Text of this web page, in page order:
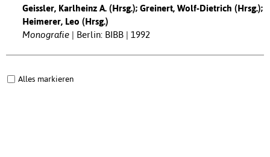
Geissler, Karlheinz A. (Hrsg.); Greinert, Wolf-Dietrich (Hrsg.);
Heimerer, Leo (Hrsg.)
Monografie
Berlin: BIBB | 1992
Alles markieren